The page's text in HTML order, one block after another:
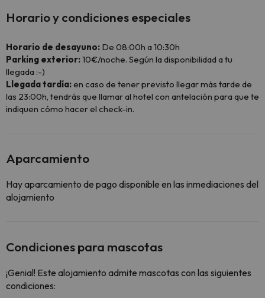
Horario y condiciones especiales
Horario de desayuno: De 08:00h a 10:30h
Parking exterior:10€/noche. Según la disponibilidad a tu
llegada :-)
Llegada tardía:en caso de tener previsto llegar más tarde de
las 23:00h, tendrás que llamar al hotel con antelación para que te
indiquen cómo hacer el check-in.
Aparcamiento
Hay aparcamiento de pago disponible en las inmediaciones del
alojamiento
Condiciones para mascotas
¡Genial! Este alojamiento admite mascotas con las siguientes
condiciones: